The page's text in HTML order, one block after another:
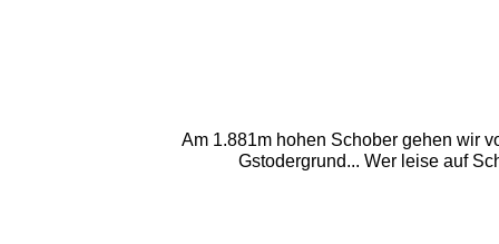
Am 1.881m hohen Schober gehen wir
Gstodergrund... Wer leise auf